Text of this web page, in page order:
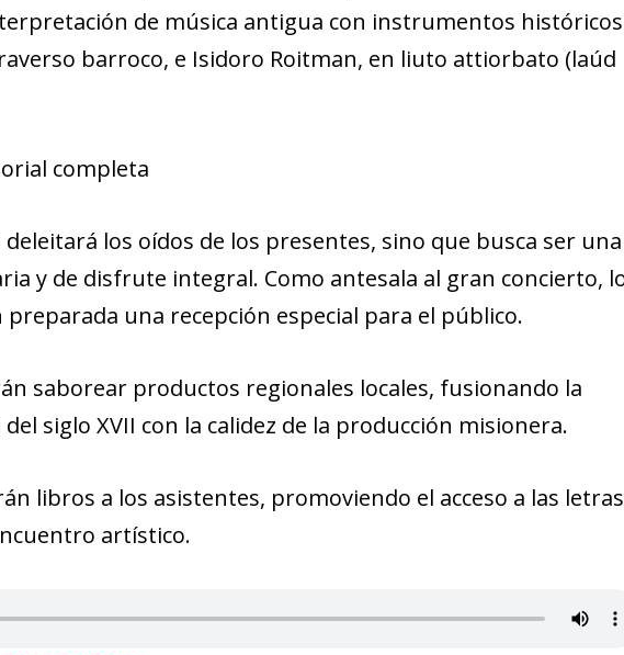
de música antigua con instrumentos
barroco, e Isidoro Roitman, en liuto attiorbato (laúd
completa
los oídos de los presentes, sino que busca ser una
y de disfrute integral. Como antesala al gran concierto,
una recepción especial para el público.
saborear productos regionales locales, fusionando la
siglo XVII con la calidez de la producción misionera.
libros a los asistentes, promoviendo el acceso a las letras
artístico.